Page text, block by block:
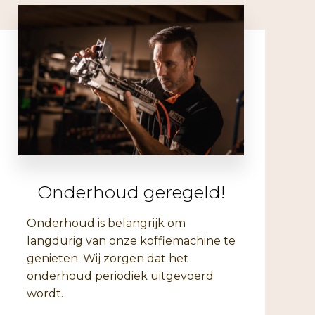
Onderhoud geregeld!
Onderhoud is belangrijk om
langdurig van onze koffiemachine te
genieten. Wij zorgen dat het
onderhoud periodiek uitgevoerd
wordt.